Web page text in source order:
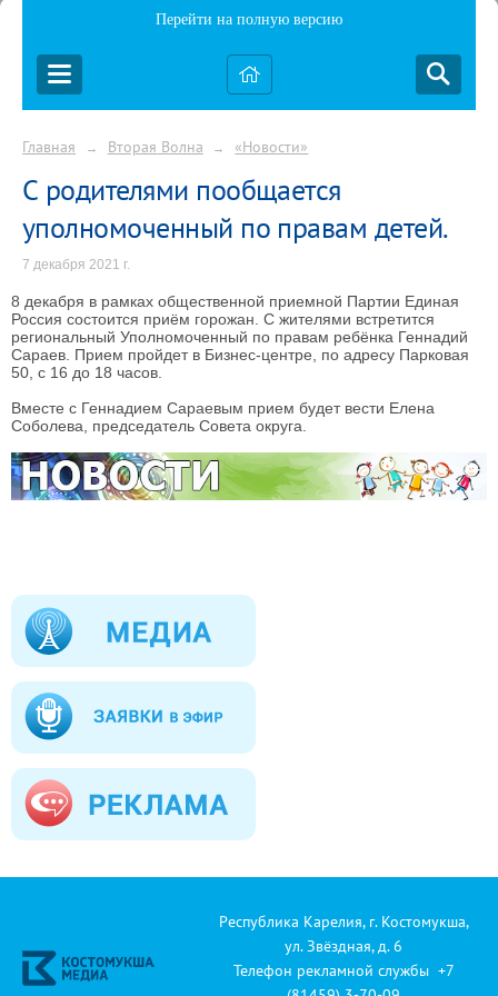
Перейти на полную версию
Главная → Вторая Волна → «Новости»
С родителями пообщается
уполномоченный по правам детей.
7 декабря 2021 г.
8 декабря в рамках общественной приемной Партии Единая
Россия состоится приём горожан. С жителями встретится
региональный Уполномоченный по правам ребёнка Геннадий
Сараев. Прием пройдет в Бизнес-центре, по адресу Парковая
50, с 16 до 18 часов.
Вместе с Геннадием Сараевым прием будет вести Елена
Соболева, председатель Совета округа.
Республика Карелия, г. Костомукша,
ул. Звёздная, д. 6
Телефон рекламной службы +7